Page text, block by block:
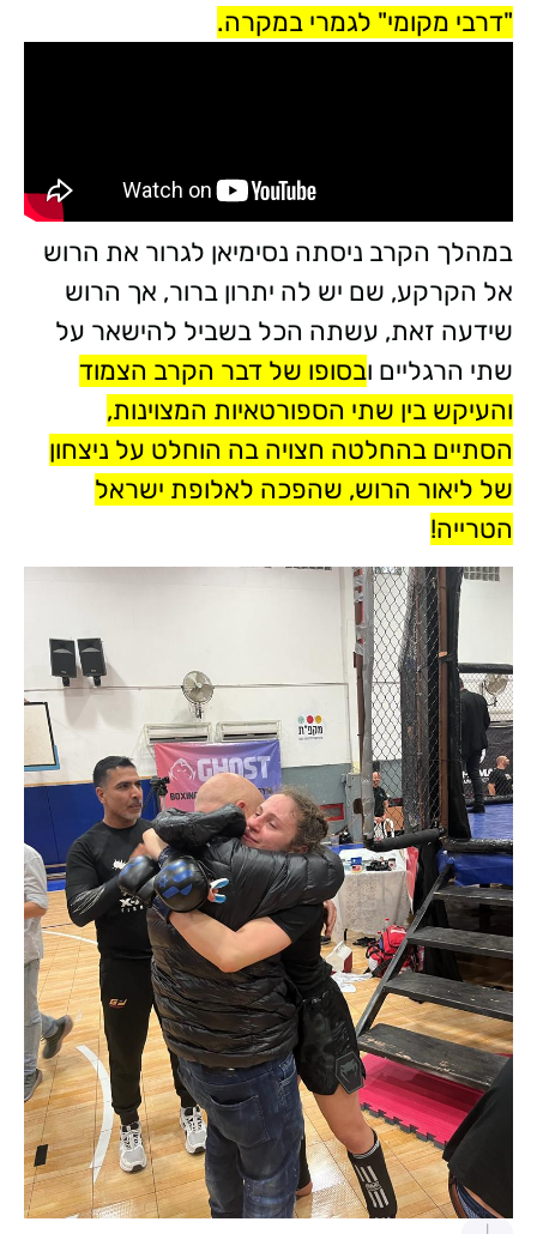
"דרבי מקומי" לגמרי במקרה.
במהלך הקרב ניסתה נסימיאן לגרור את הרוש
אל הקרקע, שם יש לה יתרון ברור, אך הרוש
שידעה זאת, עשתה הכל בשביל להישאר על
שתי הרגליים ובסופו של דבר הקרב הצמוד
והעיקש בין שתי הספורטאיות המצוינות,
הסתיים בהחלטה חצויה בה הוחלט על ניצחון
של ליאור הרוש, שהפכה לאלופת ישראל
הטרייה!